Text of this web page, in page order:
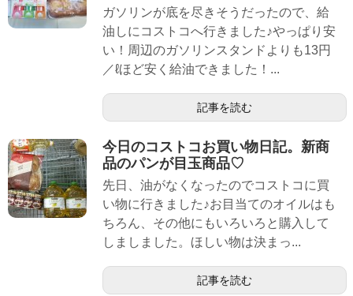
ガソリンが底を尽きそうだったので、給
油しにコストコへ行きました♪やっぱり安
い！周辺のガソリンスタンドよりも13円
／ℓほど安く給油できました！...
記事を読む
今日のコストコお買い物日記。新商
品のパンが目玉商品♡
先日、油がなくなったのでコストコに買
い物に行きました♪お目当てのオイルはも
ちろん、その他にもいろいろと購入して
しましました。ほしい物は決まっ...
記事を読む